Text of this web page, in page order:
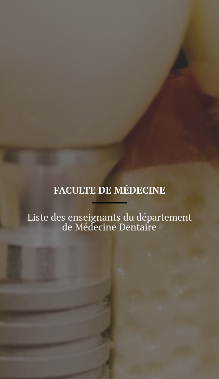
FACULTE DEMÉDECINE
Liste des enseignants du département
de Médecine Dentaire